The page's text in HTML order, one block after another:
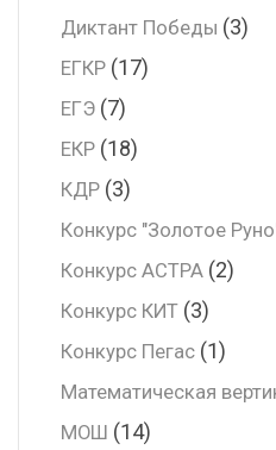
Диктант Победы (3)
ЕГКР (17)
ЕГЭ (7)
ЕКР (18)
КДР (3)
Конкурс "Золотое
Конкурс АСТРА (2)
Конкурс КИТ (3)
Конкурс Пегас (1)
Математическая
МОШ (14)